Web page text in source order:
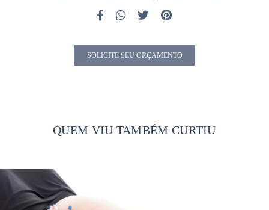
SOLICITE SEU ORÇAMENTO
QUEM VIU TAMBÉM CURTIU